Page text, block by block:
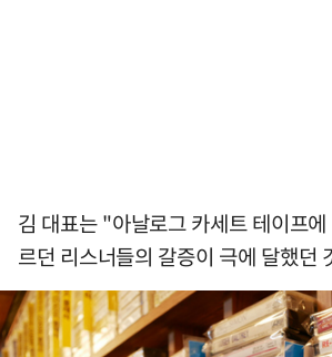
김 대표는 "아날로그 카세트 테이프
르던 리스너들의 갈증이 극에 달했던